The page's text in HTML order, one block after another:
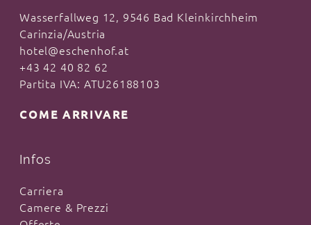
Wasserfallweg 12, 9546 Bad Kleinkirchheim
Carinzia/Austria
hotel@eschenhof.at
+43 42 40 82 62
Partita IVA: ATU26188103
COME ARRIVARE
Infos
Carriera
Camere & Prezzi